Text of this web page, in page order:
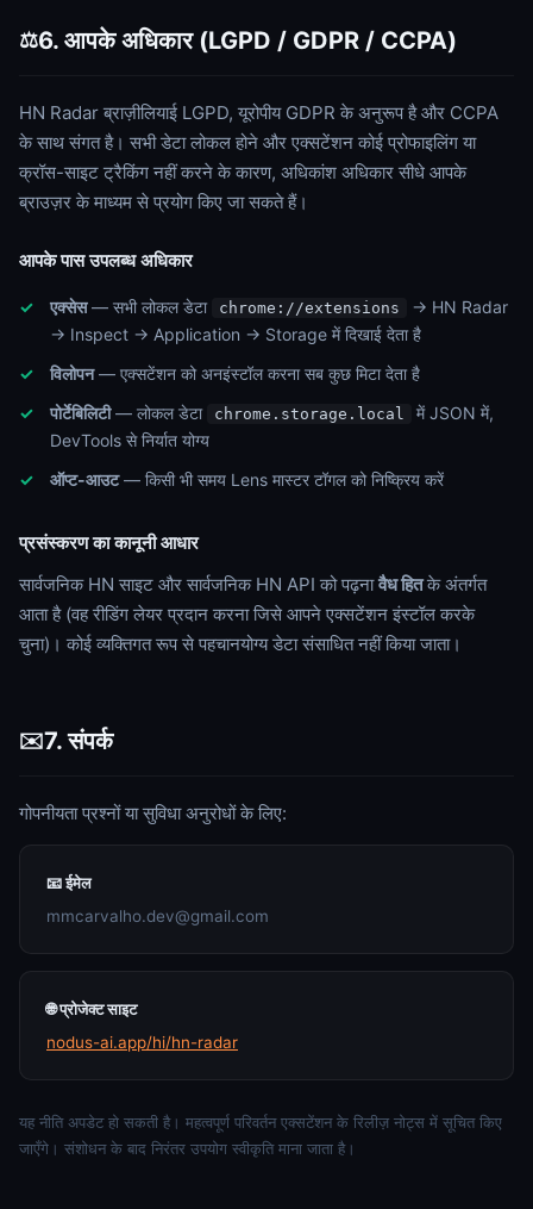
⚖️6. आपके अधिकार (LGPD / GDPR / CCPA)
HN Radar ब्राज़ीलियाई LGPD, यूरोपीय GDPR के अनुरूप है और CCPA
के साथ संगत है। सभी डेटा लोकल होने और एक्सटेंशन कोई प्रोफाइलिंग या
क्रॉस-साइट ट्रैकिंग नहीं करने के कारण, अधिकांश अधिकार सीधे आपके
ब्राउज़र के माध्यम से प्रयोग किए जा सकते हैं।
आपके पास उपलब्ध अधिकार
एक्सेस— सभी लोकल डेटा chrome://extensions
→ HN Radar
→ Inspect → Application → Storage में दिखाई देता है
विलोपन— एक्सटेंशन को अनइंस्टॉल करना सब कुछ मिटा देता है
पोर्टेबिलिटी— लोकल डेटा chrome.storage.local
में JSON में,
DevTools से निर्यात योग्य
ऑप्ट-आउट— किसी भी समय Lens मास्टर टॉगल को निष्क्रिय करें
प्रसंस्करण का कानूनी आधार
सार्वजनिक HN साइट और सार्वजनिक HN API को पढ़नावैध हितके अंतर्गत
आता है (वह रीडिंग लेयर प्रदान करना जिसे आपने एक्सटेंशन इंस्टॉल करके
चुना)। कोई व्यक्तिगत रूप से पहचानयोग्य डेटा संसाधित नहीं किया जाता।
✉️7. संपर्क
गोपनीयता प्रश्नों या सुविधा अनुरोधों के लिए:
📧 ईमेल
mmcarvalho.dev@gmail.com
🌐 प्रोजेक्ट साइट
nodus-ai.app/hi/hn-radar
यह नीति अपडेट हो सकती है। महत्वपूर्ण परिवर्तन एक्सटेंशन के रिलीज़ नोट्स में सूचित किए
जाएँगे। संशोधन के बाद निरंतर उपयोग स्वीकृति माना जाता है।